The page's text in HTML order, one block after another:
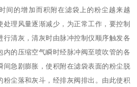
间的增加而积附在滤袋上的粉尘越来越
处理风量逐渐减少，为正常工作，要控制
行清灰，清灰时由脉冲控制仪顺序触发各
内的压缩空气瞬时经脉冲阀至喷吹管的各
间急剧膨胀，使积附在滤袋表面的粉尘脱
粉尘落和灰斗，经排灰阀排出。由此使积